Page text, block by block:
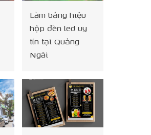
Làm bảng hiệu
hộp đèn led uy
tín tại Quảng
Ngãi